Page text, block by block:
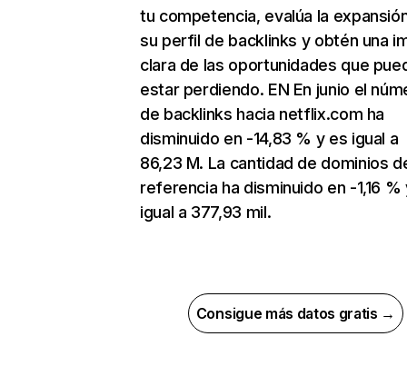
tu competencia, evalúa la
su perfil de backlinks y obtén una
clara de las oportunidades que
estar perdiendo. EN En junio el
de backlinks hacia netflix.com ha
disminuido en -14,83 % y es igual a
86,23 M. La cantidad de dominios
referencia ha disminuido en -1,16 %
igual a 377,93 mil.
Consigue más datos gratis →